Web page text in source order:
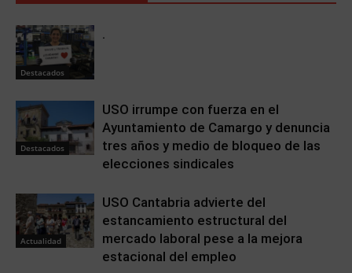
Destacados
.
Destacados
USO irrumpe con fuerza en el
Ayuntamiento de Camargo y denuncia
tres años y medio de bloqueo de las
elecciones sindicales
Actualidad
USO Cantabria advierte del
estancamiento estructural del
mercado laboral pese a la mejora
estacional del empleo